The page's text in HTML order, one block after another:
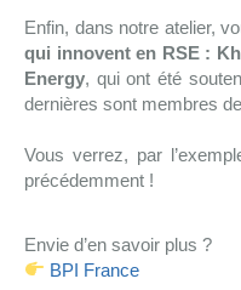
Enfin, dans notre atelier,
qui innovent en RSE :
Energy, qui ont été
dernières sont membres
Vous verrez, par
précédemment !
Envie d’en savoir plus ?
BPI France